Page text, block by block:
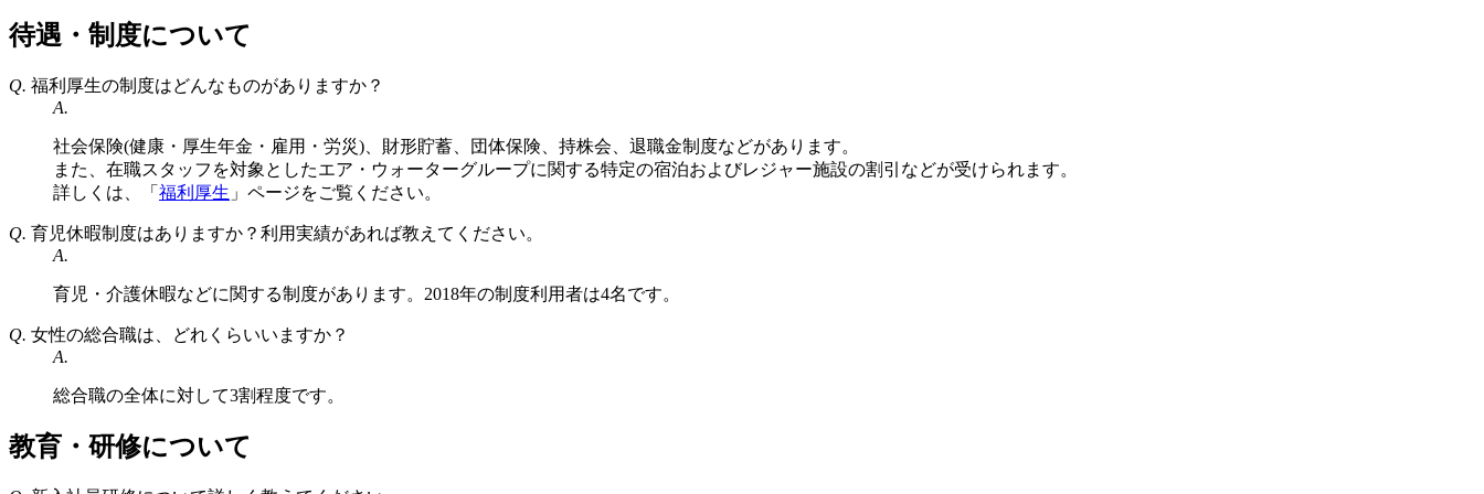
待遇・制度について
Q. 福利厚生の制度はどんなものがありますか？
A.
社会保険(健康・厚生年金・雇用・労災)、財形貯蓄、団体保険、持株会、退職金制度などがあります。
また、在職スタッフを対象としたエア・ウォーターグループに関する特定の宿泊およびレジャー施設の割引などが受けられます。
詳しくは、「 福利厚生 」ページをご覧ください。
Q. 育児休暇制度はありますか？利用実績があれば教えてください。
A.
育児・介護休暇などに関する制度があります。2018年の制度利用者は4名です。
Q. 女性の総合職は、どれくらいいますか？
A.
総合職の全体に対して3割程度です。
教育・研修について